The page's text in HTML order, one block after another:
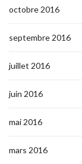
octobre 2016
septembre 2016
juillet 2016
juin 2016
mai 2016
mars 2016